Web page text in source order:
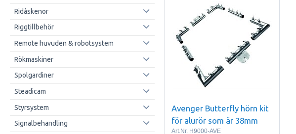
Ridåskenor
Riggtillbehör
Remote huvuden & robotsystem
Rökmaskiner
Spolgardiner
Steadicam
Styrsystem
Signalbehandling
Avenger Butterfly hörn kit
för alurör som är 38mm
Art.Nr. H9000-AVE